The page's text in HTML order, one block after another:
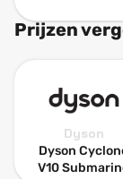
Prijzen
Dyson
Dyson
V10